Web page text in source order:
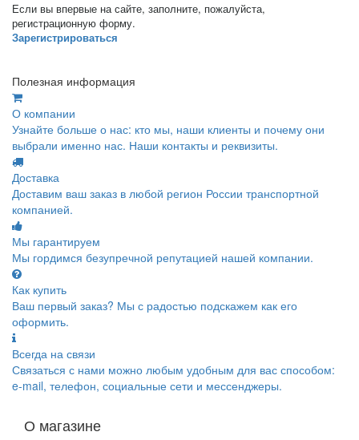
Если вы впервые на сайте, заполните, пожалуйста,
регистрационную форму.
Зарегистрироваться
Полезная информация
О компании
Узнайте больше о нас: кто мы, наши клиенты и почему они
выбрали именно нас. Наши контакты и реквизиты.
Доставка
Доставим ваш заказ в любой регион России транспортной
компанией.
Мы гарантируем
Мы гордимся безупречной репутацией нашей компании.
Как купить
Ваш первый заказ? Мы с радостью подскажем как его
оформить.
Всегда на связи
Связаться с нами можно любым удобным для вас способом:
e-mail, телефон, социальные сети и мессенджеры.
О магазине